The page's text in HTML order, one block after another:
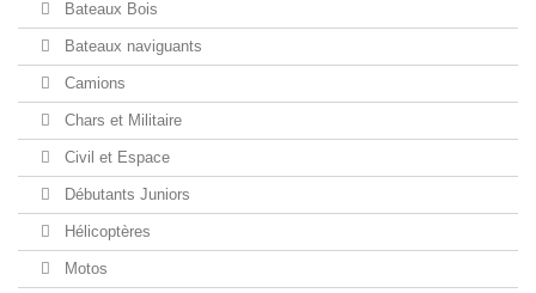
Bateaux Bois
Bateaux naviguants
Camions
Chars et Militaire
Civil et Espace
Débutants Juniors
Hélicoptères
Motos